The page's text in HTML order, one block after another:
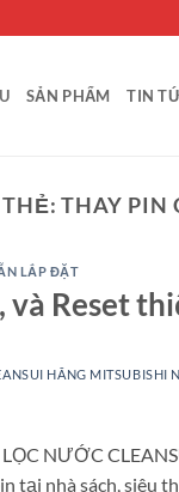
SẢN PHẨM TIN
THẺ:THAY PIN
LẮP ĐẶT
Reset
HÃNG MITSUBISHI
NƯỚC
tại nhà sách, siêu